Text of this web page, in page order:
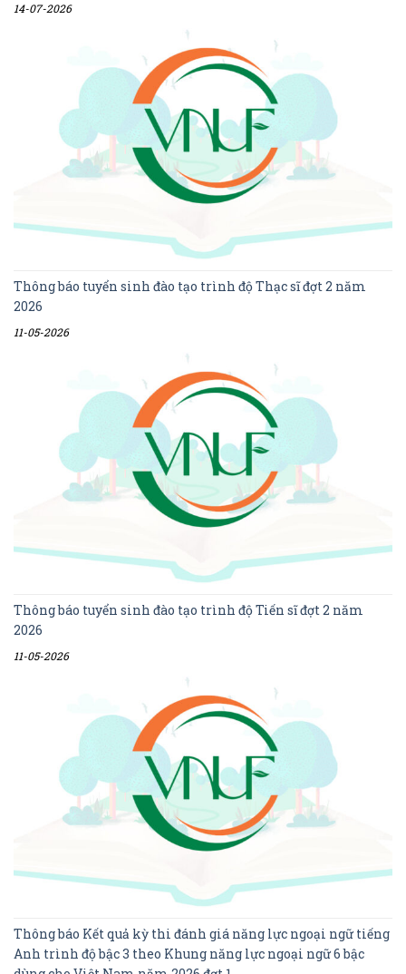
14-07-2026
Thông báo tuyển sinh đào tạo trình độ Thạc sĩ đợt 2 năm
2026
11-05-2026
Thông báo tuyển sinh đào tạo trình độ Tiến sĩ đợt 2 năm
2026
11-05-2026
Thông báo Kết quả kỳ thi đánh giá năng lực ngoại ngữ tiếng
Anh trình độ bậc 3 theo Khung năng lực ngoại ngữ 6 bậc